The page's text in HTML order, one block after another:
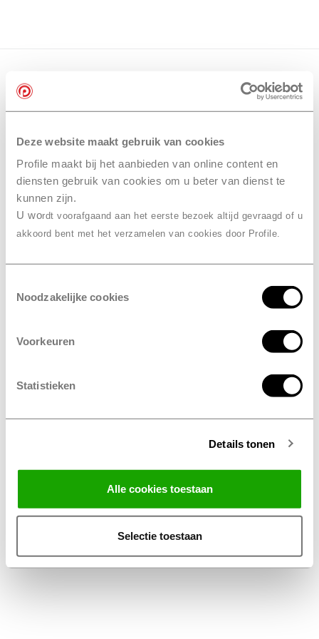
Deze website maakt gebruik van cookies
Profile maakt bij het aanbieden van online content en
diensten gebruik van cookies om u beter van dienst te
kunnen zijn.
U wordt voorafgaand aan het eerste bezoek altijd gevraagd of u
akkoord bent met het verzamelen van cookies door Profile.
Noodzakelijke cookies
Voorkeuren
Statistieken
Details tonen
Alle cookies toestaan
Selectie toestaan
Algemene voorwaarden
Privacy Statement
Disclaimer